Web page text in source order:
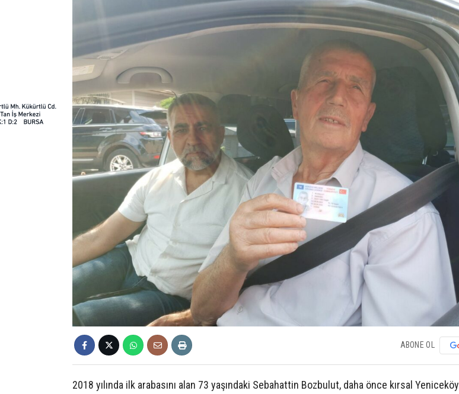
ABONE OL
2018 yılında ilk arabasını alan 73 yaşındaki Sebahattin Bozbulut, daha önce kırsal Yeniceköy